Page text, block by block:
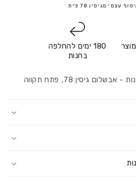
180 ימים להחלפה
בחנות
גיסין 78, פתח תקווה